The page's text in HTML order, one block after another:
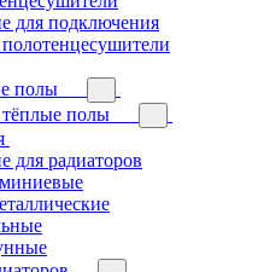
для подключения
полы
тёплые полы
для радиаторов